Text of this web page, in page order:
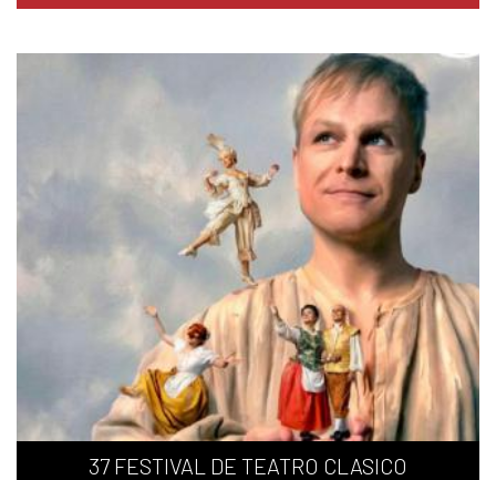
37 FESTIVAL DE TEATRO CLASICO